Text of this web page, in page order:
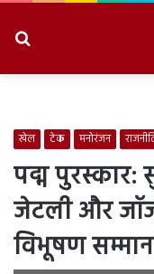
खेल टेक मनोरंजन
पद्म
जेटली और
विभूषण सम्मान